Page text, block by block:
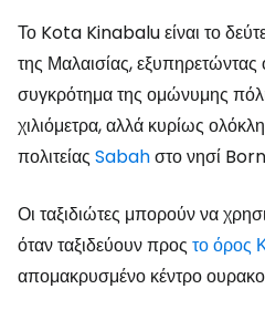
Το Kota Kinabalu είναι το
της Μαλαισίας,
συγκρότημα της ομώνυμης
χιλιόμετρα, αλλά κυρίως
πολιτείας Sabahστο νησί
Οι ταξιδιώτες μπορούν να
όταν ταξιδεύουν προς το όρος
απομακρυσμένο κέντρο